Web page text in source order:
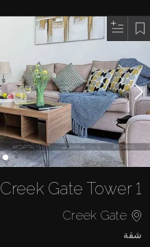
Creek Gate Tower 1
Creek Gate
شقة